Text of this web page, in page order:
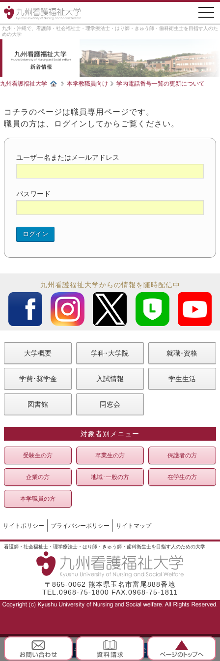
九州・沖縄で、看護師・社会福祉士・理学療法士・はり師・きゅう師・歯科衛生士を目指す人のた
めの大学
九州看護福祉大学 本学教職員向け 学内電話番号一覧の更新について
コチラのページは職員専用ページです。
職員の方は、ログインしてからご覧ください。
ユーザー名またはメールアドレス
パスワード
九州看護福祉大学からの情報を随時配信中
大学概要 学科･大学院 就職･資格
学費･奨学金 入試情報 学生生活
図書館 同窓会
対象者別メニュー
受験生の方 卒業生の方 保護者の方
企業の方 地域･一般の方 在学生の方
本学職員の方
サイトポリシー プライバシーポリシー サイトマップ
看護師・社会福祉士・理学療法士・はり師・きゅう師・歯科衛生士を目指す人のための大学
〒865-0062 熊本県玉名市富尾888番地
TEL.0968-75-1800 FAX.0968-75-1811
モバイル PC